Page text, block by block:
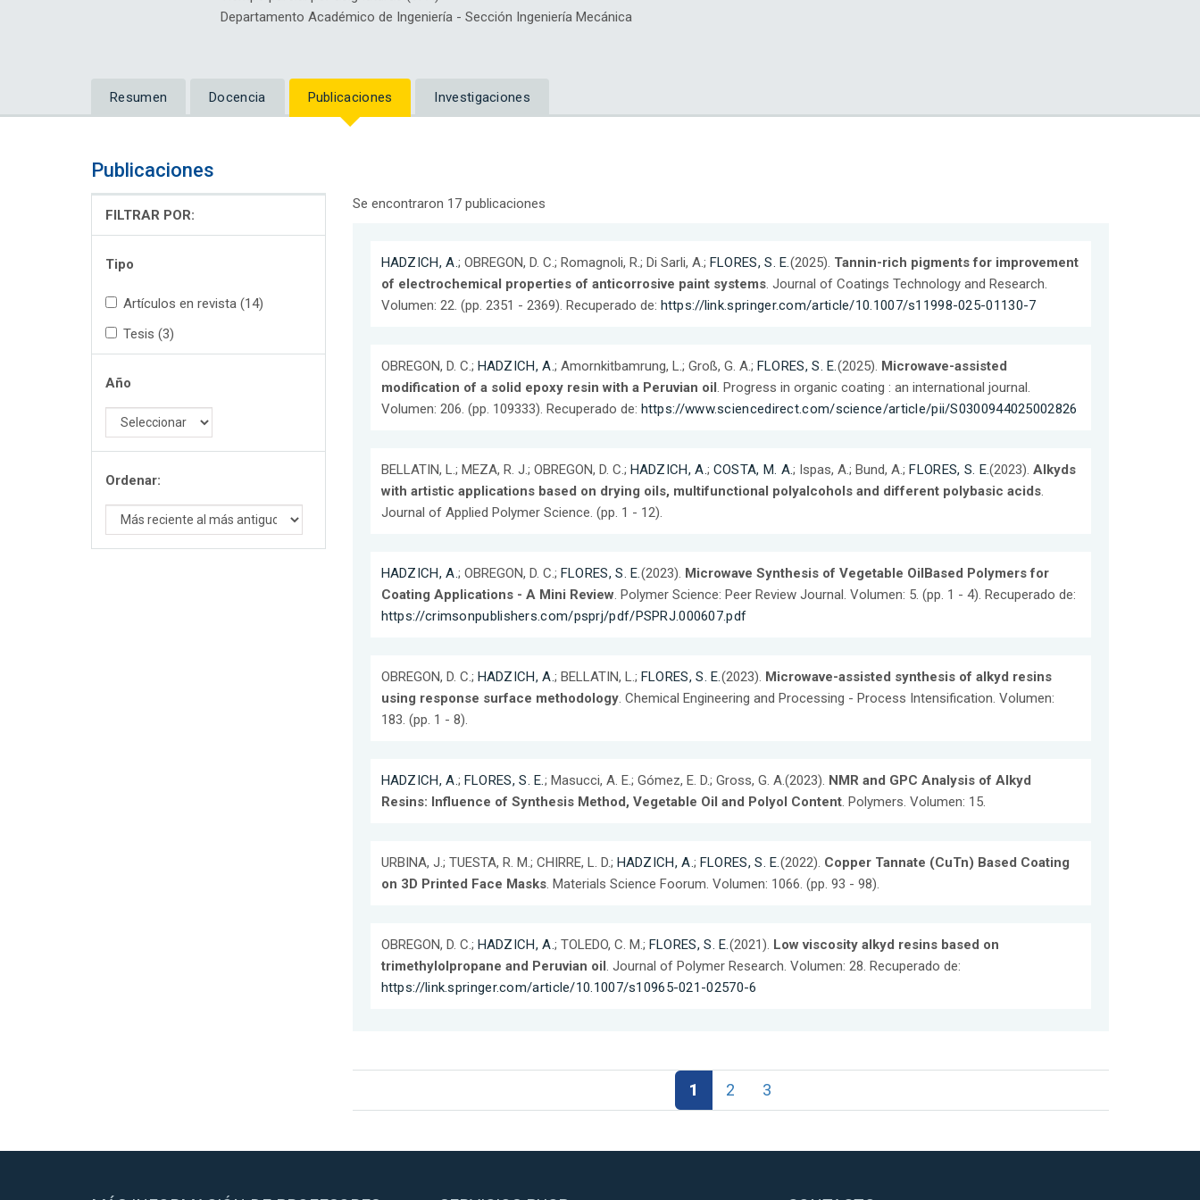
Departamento Académico de Ingeniería - Sección Ingeniería Mecánica
Resumen Docencia Publicaciones Investigaciones
Publicaciones
FILTRAR POR:
Tipo
Artículos en revista (14)
Tesis (3)
Año
Ordenar:
Se encontraron 17 publicaciones
HADZICH, A.; OBREGON, D. C.; Romagnoli, R.; Di Sarli, A.; FLORES, S. E.(2025). Tannin-rich pigments for improvement
of electrochemical properties of anticorrosive paint systems. Journal of Coatings Technology and Research.
Volumen: 22. (pp. 2351 - 2369). Recuperado de: https://link.springer.com/article/10.1007/s11998-025-01130-7
OBREGON, D. C.; HADZICH, A.; Amornkitbamrung, L.; Groß, G. A.; FLORES, S. E.(2025). Microwave-assisted
modification of a solid epoxy resin with a Peruvian oil . Progress in organic coating : an international journal.
Volumen: 206. (pp. 109333). Recuperado de: https://www.sciencedirect.com/science/article/pii/S0300944025002826
BELLATIN, L.; MEZA, R. J.; OBREGON, D. C.; HADZICH, A.; COSTA, M. A.; Ispas, A.; Bund, A.; FLORES, S. E.(2023).Alkyds
with artistic applications based on drying oils, multifunctional polyalcohols and different polybasic acids.
Journal of Applied Polymer Science. (pp. 1 - 12).
HADZICH, A.; OBREGON, D. C.; FLORES, S. E.(2023). Microwave Synthesis of Vegetable OilBased Polymers for
Coating Applications - A Mini Review. Polymer Science: Peer Review Journal. Volumen: 5. (pp. 1 - 4). Recuperado de:
https://crimsonpublishers.com/psprj/pdf/PSPRJ.000607.pdf
OBREGON, D. C.; HADZICH, A.; BELLATIN, L.; FLORES, S. E.(2023). Microwave-assisted synthesis of alkyd resins
using response surface methodology. Chemical Engineering and Processing - Process Intensification. Volumen:
183. (pp. 1 - 8).
HADZICH, A.; FLORES, S. E.; Masucci, A. E.; Gómez, E. D.; Gross, G. A.(2023). NMR and GPC Analysis of Alkyd
Resins: Influence of Synthesis Method, Vegetable Oil and Polyol Content. Polymers. Volumen: 15.
URBINA, J.; TUESTA, R. M.; CHIRRE, L. D.; HADZICH, A.; FLORES, S. E.(2022). Copper Tannate (CuTn) Based Coating
on 3D Printed Face Masks. Materials Science Foorum. Volumen: 1066. (pp. 93 - 98).
OBREGON, D. C.; HADZICH, A.; TOLEDO, C. M.; FLORES, S. E.(2021). Low viscosity alkyd resins based on
trimethylolpropane and Peruvian oil . Journal of Polymer Research. Volumen: 28. Recuperado de:
https://link.springer.com/article/10.1007/s10965-021-02570-6
1 2 3